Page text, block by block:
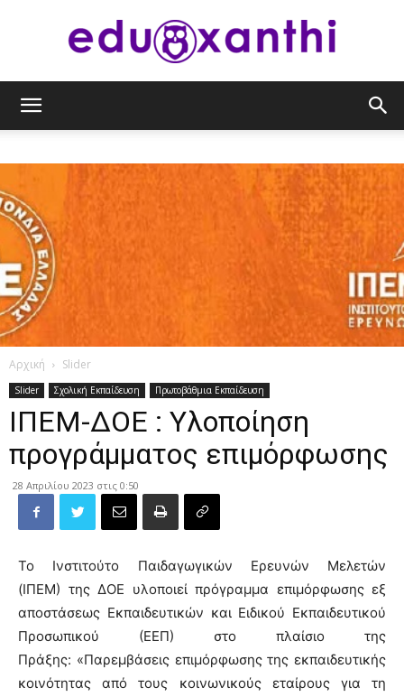
Αρχική Slider
Slider Σχολική Εκπαίδευση Πρωτοβάθμια Εκπαίδευση
ΙΠΕΜ-ΔΟΕ : Υλοποίηση
προγράμματος επιμόρφωσης
28 Απριλίου 2023 στις 0:50
Το Ινστιτούτο Παιδαγωγικών Ερευνών Μελετών
(ΙΠΕΜ) της ΔΟΕ υλοποιεί πρόγραμμα επιμόρφωσης εξ
αποστάσεως Εκπαιδευτικών και Ειδικού Εκπαιδευτικού
Προσωπικού (ΕΕΠ) στο πλαίσιο της
Πράξης: «Παρεμβάσεις επιμόρφωσης της εκπαιδευτικής
κοινότητας από τους κοινωνικούς εταίρους για τη